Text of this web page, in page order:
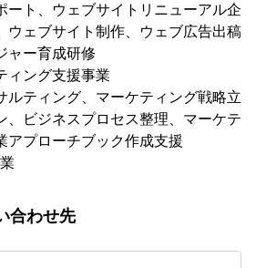
ート、ウェブサイトリニューアル企
ウェブサイト制作、ウェブ広告出稿
ャー育成研修
ィング支援事業
ルティング、マーケティング戦略立
、ビジネスプロセス整理、マーケテ
アプローチブック作成支援
合わせ先